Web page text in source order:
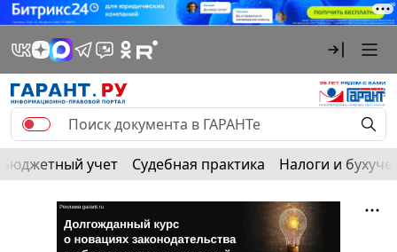
Бюджетный учет Судебная практика Налоги и